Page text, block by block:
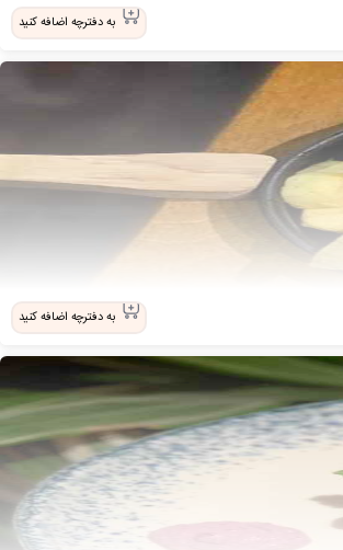
به دفترچه اضافه کنید
به دفترچه اضافه کنید